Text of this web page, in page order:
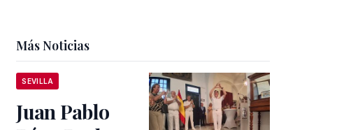
Más Noticias
SEVILLA
Juan Pablo